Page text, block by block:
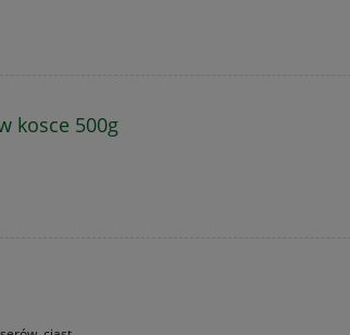
kosce 500g